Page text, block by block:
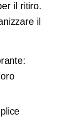
il ritiro.
il